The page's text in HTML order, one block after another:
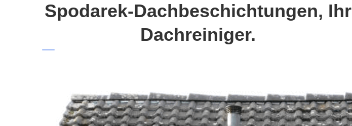
Spodarek-Dachbeschichtungen, Ihr
Dachreiniger.